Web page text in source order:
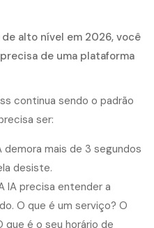
de alto nível em 2026, você
de uma plataforma
continua sendo o padrão
ser:
demora mais de 3 segundos
desiste.
IA precisa entender a
O que é um serviço? O
que é o seu horário de